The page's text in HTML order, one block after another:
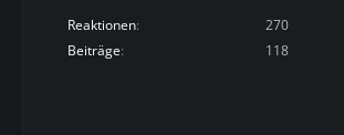
Reaktionen
270
Beiträge
118